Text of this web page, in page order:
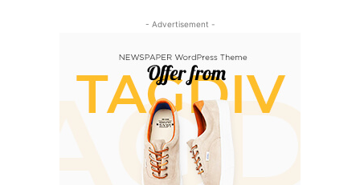
- Advertisement -